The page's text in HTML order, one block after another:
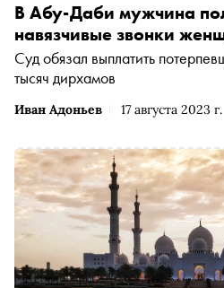
Иван Адоньев 17 августа 2023 г.
В Абу-Даби мужчина
навязчивые звонки
Суд обязал выплатить
тысяч дирхамов